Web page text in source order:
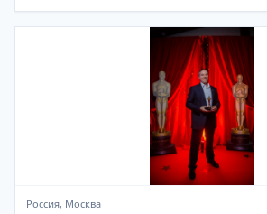
Россия, Москва